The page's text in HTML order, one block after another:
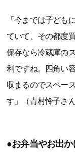
「今までは子ども
ていて、その都度
保存なら冷蔵庫の
利ですね。四角い
収まるのでスペー
す」（青村怜子さ
●お弁当やお出